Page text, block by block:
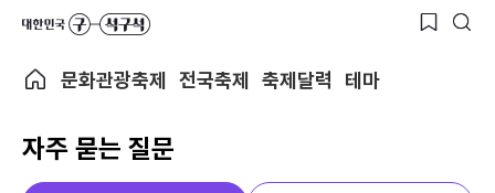
문화관광축제 전국축제 축제달력 테마
자주 묻는 질문